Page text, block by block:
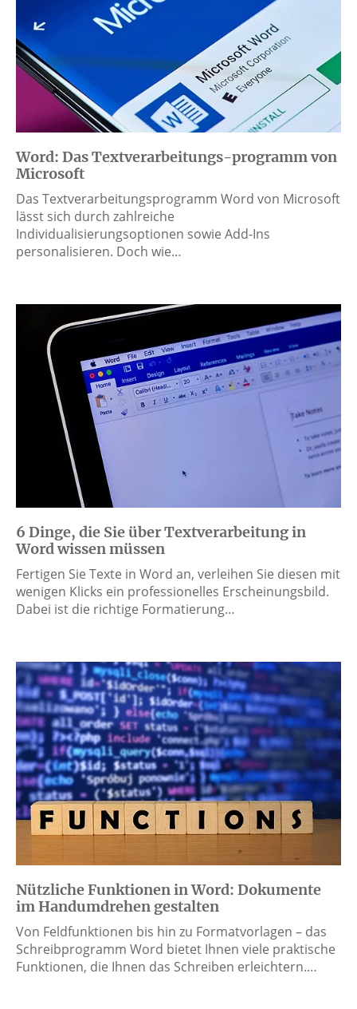
Word: Das Textverarbeitungs-programm von
Microsoft
Das Textverarbeitungsprogramm Word von Microsoft
lässt sich durch zahlreiche
Individualisierungsoptionen sowie Add-Ins
personalisieren. Doch wie…
6 Dinge, die Sie über Textverarbeitung in
Word wissen müssen
Fertigen Sie Texte in Word an, verleihen Sie diesen mit
wenigen Klicks ein professionelles Erscheinungsbild.
Dabei ist die richtige Formatierung…
Nützliche Funktionen in Word: Dokumente
im Handumdrehen gestalten
Von Feldfunktionen bis hin zu Formatvorlagen – das
Schreibprogramm Word bietet Ihnen viele praktische
Funktionen, die Ihnen das Schreiben erleichtern.…